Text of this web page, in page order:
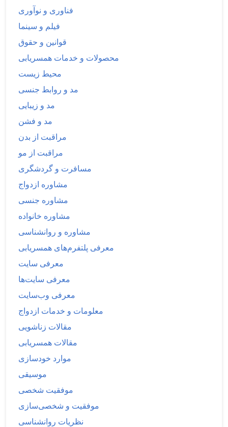
فناوری و نوآوری
فیلم و سینما
قوانین و حقوق
محصولات و خدمات همسریابی
محیط زیست
مد و روابط جنسی
مد و زیبایی
مد و فشن
مراقبت از بدن
مراقبت از مو
مسافرت و گردشگری
مشاوره ازدواج
مشاوره جنسی
مشاوره خانواده
مشاوره و روانشناسی
معرفی پلتفرم‌های همسریابی
معرفی سایت
معرفی سایت‌ها
معرفی وب‌سایت
معلومات و خدمات ازدواج
مقالات زناشویی
مقالات همسریابی
موارد خودسازی
موسیقی
موفقیت شخصی
موفقیت و شخصی‌سازی
نظریات روانشناسی